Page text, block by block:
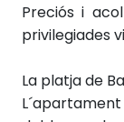
Preciós i
privilegiades
La platja de